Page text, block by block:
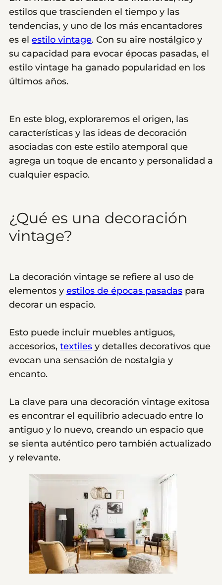
estilos que trascienden el tiempo y las
tendencias, y uno de los más encantadores
es el estilo vintage. Con su aire nostálgico y
su capacidad para evocar épocas pasadas, el
estilo vintage ha ganado popularidad en los
últimos años.
En este blog, exploraremos el origen, las
características y las ideas de decoración
asociadas con este estilo atemporal que
agrega un toque de encanto y personalidad a
cualquier espacio.
¿Qué es una decoración
vintage?
La decoración vintage se refiere al uso de
elementos y estilos de épocas pasadas para
decorar un espacio.
Esto puede incluir muebles antiguos,
accesorios, textiles y detalles decorativos que
evocan una sensación de nostalgia y
encanto.
La clave para una decoración vintage exitosa
es encontrar el equilibrio adecuado entre lo
antiguo y lo nuevo, creando un espacio que
se sienta auténtico pero también actualizado
y relevante.